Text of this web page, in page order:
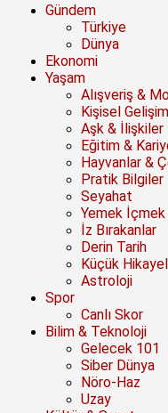
Gündem
Türkiye
Dünya
Ekonomi
Yaşam
Alışveriş &
Kişisel Gelişim
Aşk & İlişkiler
Eğitim &
Hayvanlar &
Pratik Bilgiler
Seyahat
Yemek İçmek
İz Bırakanlar
Derin Tarih
Küçük
Astroloji
Spor
Canlı Skor
Bilim & Teknoloji
Gelecek 101
Siber Dünya
Nöro-Haz
Uzay